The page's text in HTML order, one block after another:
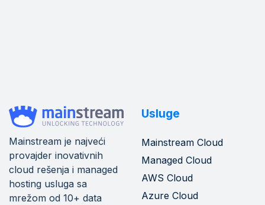
Mainstream je najveći
provajder inovativnih
cloud rešenja i managed
hosting usluga sa
mrežom od 10+ data
Usluge
Mainstream Cloud
Managed Cloud
AWS Cloud
Azure Cloud